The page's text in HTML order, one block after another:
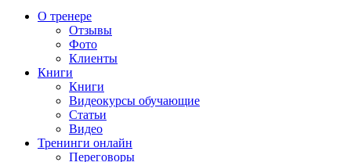
О тренере
Отзывы
Фото
Клиенты
Книги
Книги
Видеокурсы обучающие
Статьи
Видео
Тренинги онлайн
Переговоры